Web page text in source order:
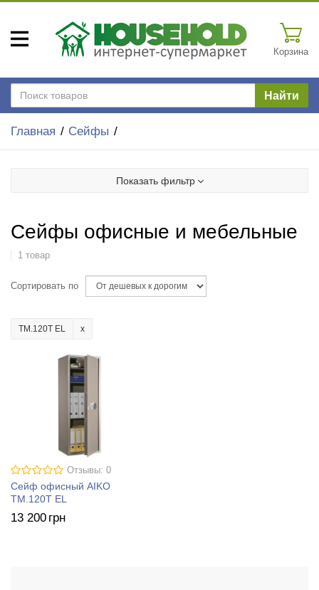
Корзина
Найти
Главная Сейфы
Показать фильтр
Сейфы офисные и мебельные
1 товар
Сортировать по
TM.120Т EL
Отзывы: 0
Сейф офисный AIKO
TM.120Т EL
13 200 грн